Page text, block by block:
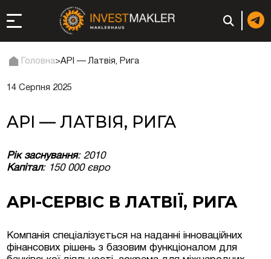
реєстрація чи
компанії (фірми) у
Головна>API — Латвія, Рига
14 Серпня 2025
API — ЛАТВІЯ, РИГА
Рік заснування: 2010
Капітал: 150 000 євро
API-СЕРВІС В ЛАТВІЇ, РИГА
Компанія спеціалізується на наданні інноваційних
фінансових рішень з базовим функціоналом для